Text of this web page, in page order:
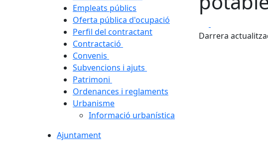
Empleats públics
Oferta pública d'ocupació
Perfil del contractant
Contractació
Convenis
Subvencions i ajuts
Patrimoni
Ordenances i reglaments
Urbanisme
Informació urbanística
Darrera
Ajuntament